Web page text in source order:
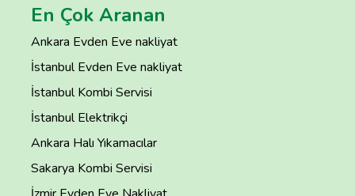
En Çok Aranan
Ankara Evden Eve nakliyat
İstanbul Evden Eve nakliyat
İstanbul Kombi Servisi
İstanbul Elektrikçi
Ankara Halı Yıkamacılar
Sakarya Kombi Servisi